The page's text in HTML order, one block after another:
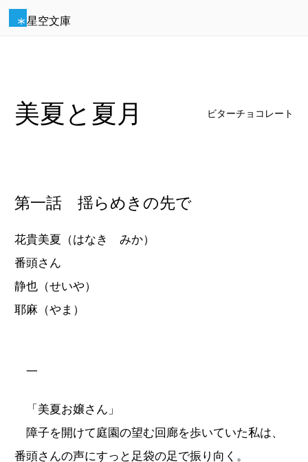
星空文庫
美夏と夏月 ビターチョコレート
第一話 揺らめきの先で
花貴美夏（はなき みか）
番頭さん
静也（せいや）
耶麻（やま）
一
「美夏お嬢さん」
障子を開けて庭園の望む回廊を歩いていた私は、
番頭さんの声にすっと足袋の足で振り向く。